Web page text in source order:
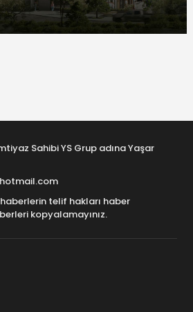
Sahibi YS Grup adına Yaşar
telif hakları haber
kopyalamayınız.